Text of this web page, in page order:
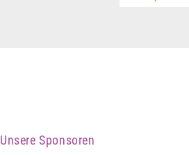
Unsere Sponsoren